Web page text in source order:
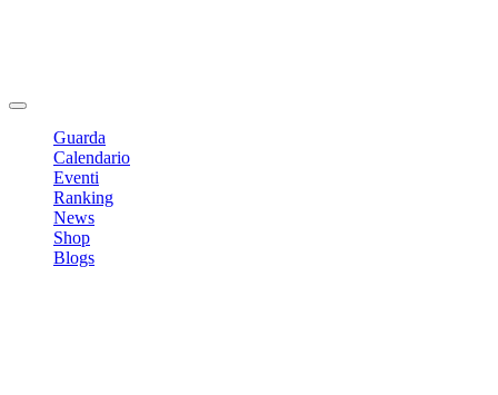
Guarda
Calendario
Eventi
Ranking
News
Shop
Blogs